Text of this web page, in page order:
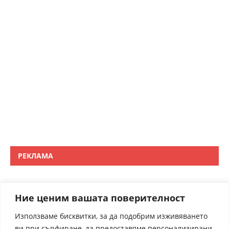
Ние ценим вашата поверителност
Използваме бисквитки, за да подобрим изживяването
РЕКЛАМА